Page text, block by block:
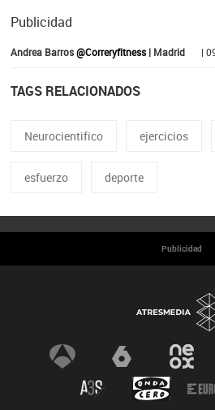
Publicidad
Andrea Barros@Correryfitness| Madrid |
TAGS RELACIONADOS
Neurocientifico ejercicios
esfuerzo deporte
Publicidad